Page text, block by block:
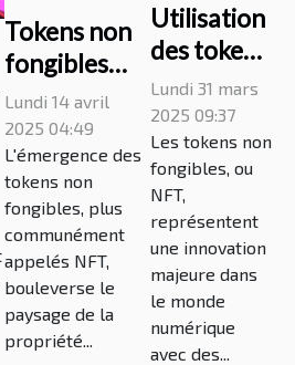
Tokens non
fongibles
(NFT) et
propriété
intellectuelle
quels enjeux
pour les
créateurs
Lundi 14 avril
2025 04:49
L'émergence des
tokens non
fongibles, plus
communément
appelés NFT,
bouleverse le
paysage de la
propriété...
Utilisation
des tokens
non
fongibles
(NFT)
dans le
secteur
financier
quels
avantages
Lundi 31 mars
2025 09:37
Les tokens non
fongibles, ou
NFT,
représentent
une innovation
majeure dans
le monde
numérique
avec des...